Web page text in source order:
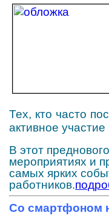
Тех, кто часто
активное
В этот
мероприятиях и
самых ярких
работников.
Со смартфоном